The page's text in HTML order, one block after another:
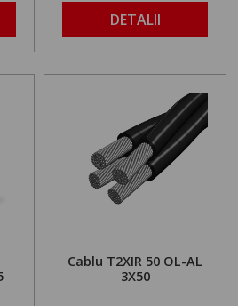
DETALII
Cablu T2XIR 50 OL-AL
3X50